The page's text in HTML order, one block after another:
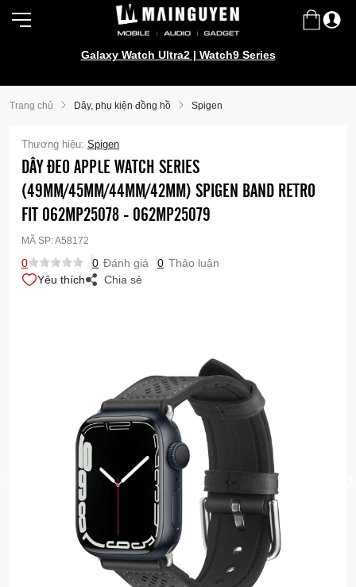
Galaxy Watch Ultra2 | Watch9 Series
Trang chủ Dây, phụ kiện đồng hồ Spigen
Thương hiệu: Spigen
DÂY ĐEO APPLE WATCH SERIES
(49MM/45MM/44MM/42MM) SPIGEN BAND RETRO
FIT 062MP25078 - 062MP25079
MÃ SP:A58172
0 0 Đánh giá 0 Thảo luận
Yêu thích
Chia sẻ